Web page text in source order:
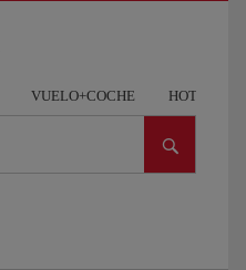
VUELO+COCHE HOTEL